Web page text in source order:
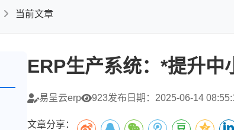
当前文章
ERP生产系统：*提升
易呈云erp 923发布日期：2025-06-14
文章分享：